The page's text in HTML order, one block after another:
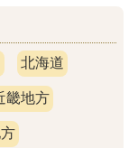
北海道
畿地方